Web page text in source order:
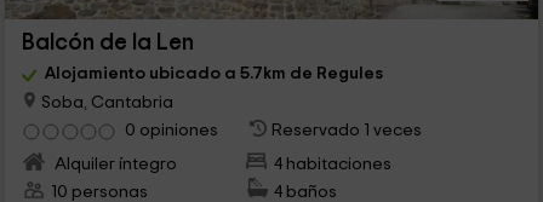
Balcón de la Len
Alojamiento ubicado a 5.7km de Regules
Soba, Cantabria
0 opiniones
Reservado 1 veces
Alquiler íntegro
4 habitaciones
10 personas
4 baños